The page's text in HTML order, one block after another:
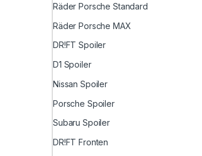
Räder Porsche Standard
Räder Porsche MAX
DR!FT Spoiler
D1 Spoiler
Nissan Spoiler
Porsche Spoiler
Subaru Spoiler
DR!FT Fronten